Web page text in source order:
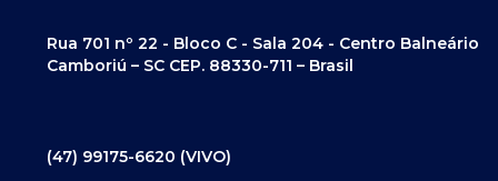
Rua 701 nº 22 - Bloco C - Sala 204 - Centro Balneário
Camboriú – SC CEP. 88330-711 – Brasil
(47) 99175-6620 (VIVO)